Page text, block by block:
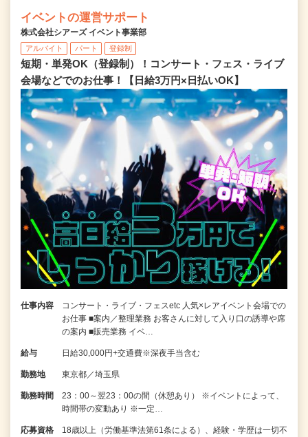
イベントの運営サポート
株式会社シアーズ イベント事業部
アルバイト パート 登録制
短期・単発OK（登録制）！コンサート・フェス・ライブ
会場などでのお仕事！【日給3万円×日払いOK】
仕事内容
コンサート・ライブ・フェスetc 人気×レアイベント会場での
お仕事 ■案内／整理業務 お客さんに対して入り口の誘導や席
の案内 ■販売業務 イベ…
給与 日給30,000円+交通費※深夜手当含む
勤務地 東京都／埼玉県
勤務時間
23：00～翌23：00の間（休憩あり） ※イベントによって、
時間帯の変動あり ※一定…
応募資格
18歳以上（労働基準法第61条による）、経験・学歴は一切不